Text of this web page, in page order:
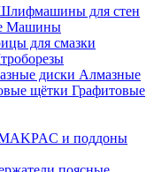
для стен
Машины
Алмазные
Графитовые
и поддоны